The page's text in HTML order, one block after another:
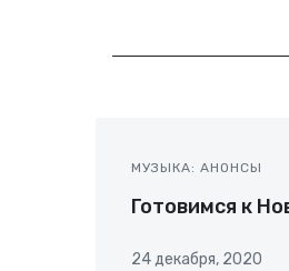
МУЗЫКА: АНОНСЫ
Готовимся к
24 декабря, 2020